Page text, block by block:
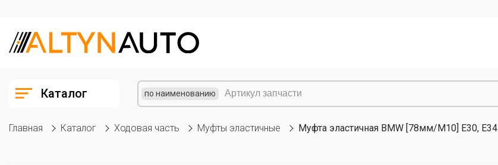
Каталог по наименованию
Главная Каталог Ходовая часть Муфты эластичные Муфта эластичная BMW [78мм/M10] E30, E34